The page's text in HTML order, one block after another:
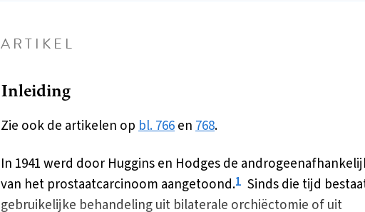
ARTIKEL
Inleiding
Zie ook de artikelen opbl. 766en768.
In 1941 werd door Huggins en Hodges de
van het prostaatcarcinoom aangetoond.1 Sinds die tijd
gebruikelijke behandeling uit bilaterale orchiëctomie of uit